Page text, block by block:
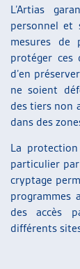
L’Artias
personnel et
mesures de
protéger ces
d’en
ne soient
des tiers non
dans des
La
particulier
cryptage
programmes
des accès
différents